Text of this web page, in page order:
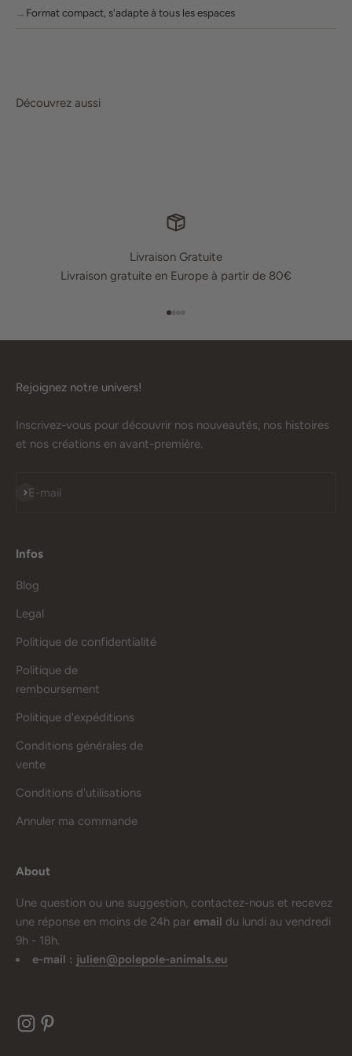
Format compact, s'adapte à tous les espaces
Découvrez aussi
Livraison Gratuite
Livraison gratuite en Europe à partir de 80€
Rejoignez notre univers!
Inscrivez-vous pour découvrir nos nouveautés, nos histoires
et nos créations en avant-première.
E-mail
S'inscrire
Infos
Blog
Legal
Politique de confidentialité
Politique de
remboursement
Politique d'expéditions
Conditions générales de
vente
Conditions d'utilisations
Annuler ma commande
About
Une question ou une suggestion, contactez-nous et recevez
une réponse en moins de 24h par email du lundi au vendredi
9h - 18h.
e-mail : julien@polepole-animals.eu